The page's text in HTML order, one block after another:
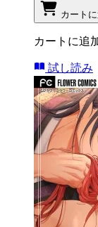
カート
カートに追
試し読み